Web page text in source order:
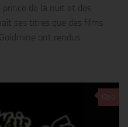
de la nuit et des
ses titres que des films
ont rendus